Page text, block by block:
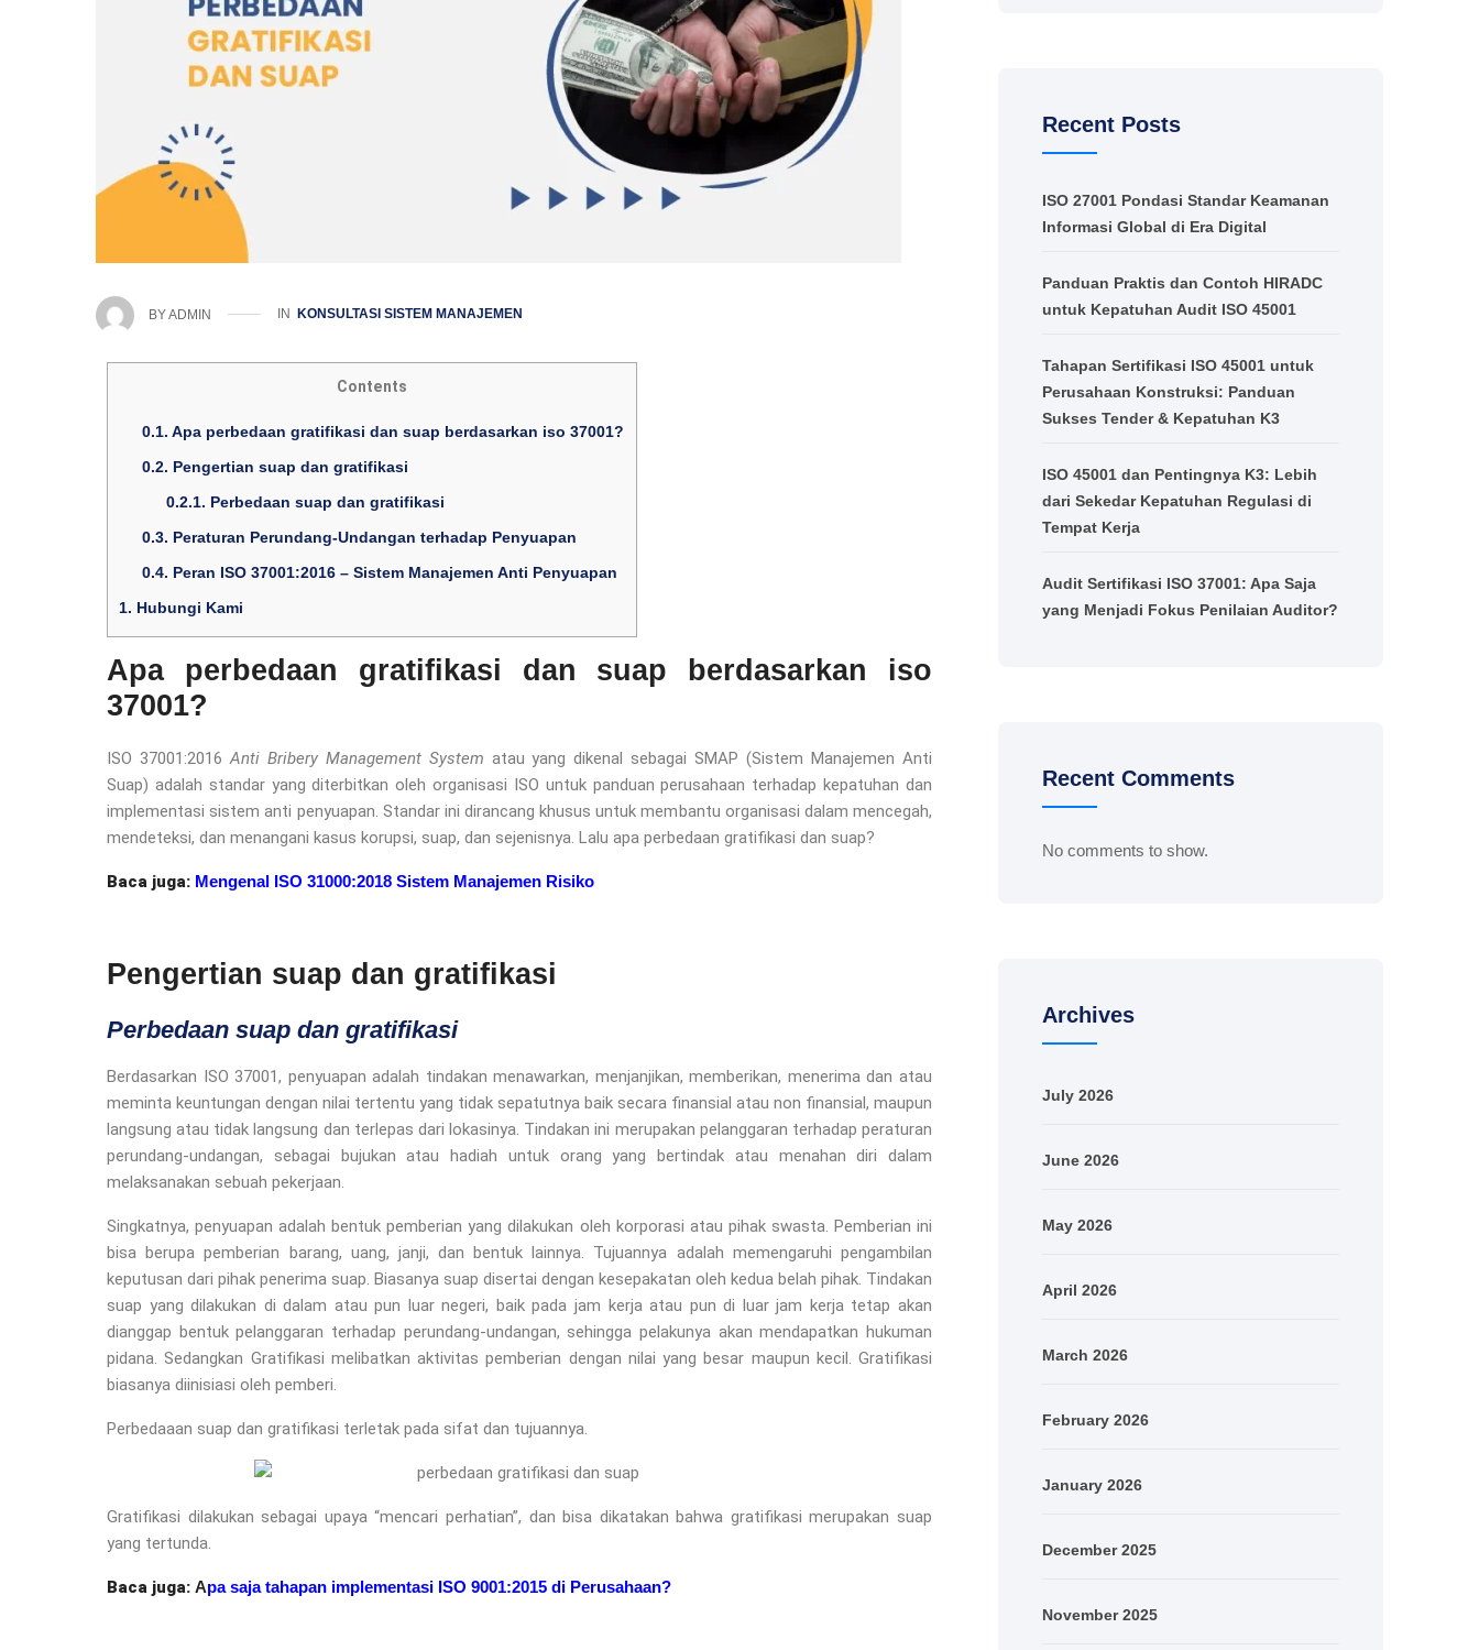
BYADMIN IN KONSULTASI SISTEM MANAJEMEN
Contents
0.1. Apa perbedaan gratifikasi dan suap berdasarkan iso 37001?
0.2. Pengertian suap dan gratifikasi
0.2.1. Perbedaan suap dan gratifikasi
0.3. Peraturan Perundang-Undangan terhadap Penyuapan
0.4. Peran ISO 37001:2016 – Sistem Manajemen Anti Penyuapan
1. Hubungi Kami
Apa perbedaan gratifikasi dan suap berdasarkan iso
37001?
ISO 37001:2016Anti Bribery Management System atau yang dikenal sebagai SMAP (Sistem Manajemen Anti
Suap) adalah standar yang diterbitkan oleh organisasi ISO untuk panduan perusahaan terhadap kepatuhan dan
implementasi sistem anti penyuapan. Standar ini dirancang khusus untuk membantu organisasi dalam mencegah,
mendeteksi, dan menangani kasus korupsi, suap, dan sejenisnya. Lalu apa perbedaan gratifikasi dan suap?
Baca juga: Mengenal ISO 31000:2018 Sistem Manajemen Risiko
Pengertian suap dan gratifikasi
Perbedaan suap dan gratifikasi
Berdasarkan ISO 37001, penyuapan adalah tindakan menawarkan, menjanjikan, memberikan, menerima dan atau
meminta keuntungan dengan nilai tertentu yang tidak sepatutnya baik secara finansial atau non finansial, maupun
langsung atau tidak langsung dan terlepas dari lokasinya. Tindakan ini merupakan pelanggaran terhadap peraturan
perundang-undangan, sebagai bujukan atau hadiah untuk orang yang bertindak atau menahan diri dalam
melaksanakan sebuah pekerjaan.
Singkatnya, penyuapan adalah bentuk pemberian yang dilakukan oleh korporasi atau pihak swasta. Pemberian ini
bisa berupa pemberian barang, uang, janji, dan bentuk lainnya. Tujuannya adalah memengaruhi pengambilan
keputusan dari pihak penerima suap. Biasanya suap disertai dengan kesepakatan oleh kedua belah pihak. Tindakan
suap yang dilakukan di dalam atau pun luar negeri, baik pada jam kerja atau pun di luar jam kerja tetap akan
dianggap bentuk pelanggaran terhadap perundang-undangan, sehingga pelakunya akan mendapatkan hukuman
pidana. Sedangkan Gratifikasi melibatkan aktivitas pemberian dengan nilai yang besar maupun kecil. Gratifikasi
biasanya diinisiasi oleh pemberi.
Perbedaaan suap dan gratifikasi terletak pada sifat dan tujuannya.
Gratifikasi dilakukan sebagai upaya “mencari perhatian”, dan bisa dikatakan bahwa gratifikasi merupakan suap
yang tertunda.
Baca juga: Apa saja tahapan implementasi ISO 9001:2015 di Perusahaan?
Recent Posts
ISO 27001 Pondasi Standar Keamanan
Informasi Global di Era Digital
Panduan Praktis dan Contoh HIRADC
untuk Kepatuhan Audit ISO 45001
Tahapan Sertifikasi ISO 45001 untuk
Perusahaan Konstruksi: Panduan
Sukses Tender & Kepatuhan K3
ISO 45001 dan Pentingnya K3: Lebih
dari Sekedar Kepatuhan Regulasi di
Tempat Kerja
Audit Sertifikasi ISO 37001: Apa Saja
yang Menjadi Fokus Penilaian Auditor?
Recent Comments
No comments to show.
Archives
July 2026
June 2026
May 2026
April 2026
March 2026
February 2026
January 2026
December 2025
November 2025